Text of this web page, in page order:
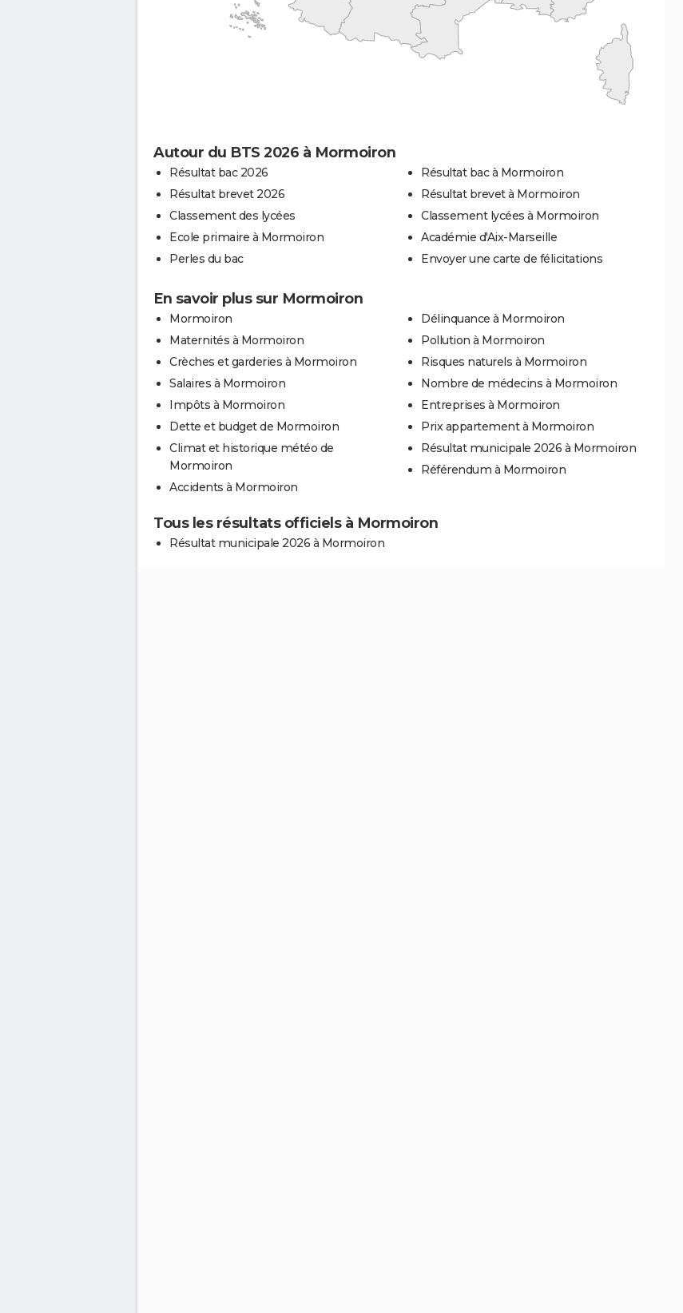
Autour du BTS 2026 à Mormoiron
Résultat bac 2026
Résultat brevet 2026
Classement des lycées
Ecole primaire à Mormoiron
Perles du bac
Résultat bac à Mormoiron
Résultat brevet à Mormoiron
Classement lycées à Mormoiron
Académie d'Aix-Marseille
Envoyer une carte de félicitations
En savoir plus sur Mormoiron
Mormoiron
Maternités à Mormoiron
Crèches et garderies à Mormoiron
Salaires à Mormoiron
Impôts à Mormoiron
Dette et budget de Mormoiron
Climat et historique météo de
Mormoiron
Accidents à Mormoiron
Délinquance à Mormoiron
Pollution à Mormoiron
Risques naturels à Mormoiron
Nombre de médecins à Mormoiron
Entreprises à Mormoiron
Prix appartement à Mormoiron
Résultat municipale 2026 à Mormoiron
Référendum à Mormoiron
Tous les résultats officiels à Mormoiron
Résultat municipale 2026 à Mormoiron